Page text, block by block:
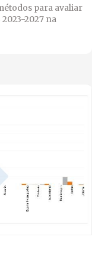
para avaliar
2027 na